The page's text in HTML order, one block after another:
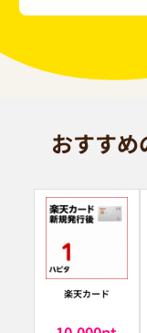
おすす
楽天カード